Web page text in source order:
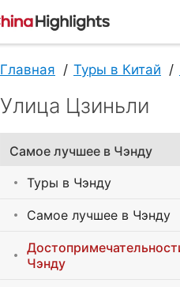
О
Главная Туры в Китай
Улица Цзиньли
Самое лучшее в Чэнду
Туры в Чэнду
Самое лучшее в Чэнду
Чэнду